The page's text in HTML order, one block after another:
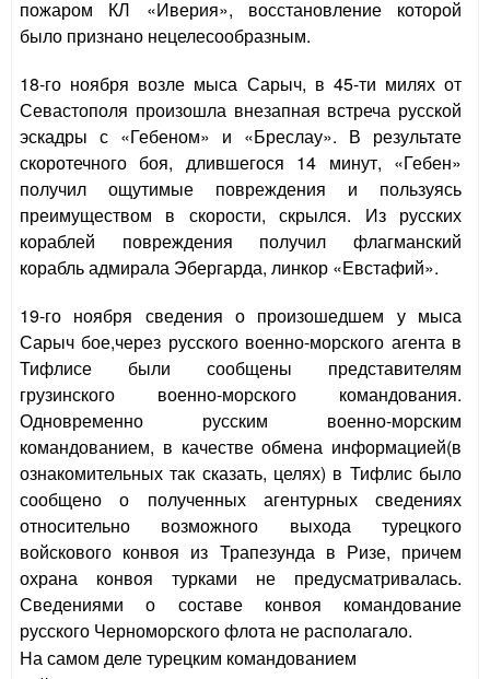
пожаром КЛ «Иверия», восстановление которой
было признано нецелесообразным.
18-го ноября возле мыса Сарыч, в 45-ти милях от
Севастополя произошла внезапная встреча русской
эскадры с «Гебеном» и «Бреслау». В результате
скоротечного боя, длившегося 14 минут, «Гебен»
получил ощутимые повреждения и пользуясь
преимуществом в скорости, скрылся. Из русских
кораблей повреждения получил флагманский
корабль адмирала Эбергарда, линкор «Евстафий».
19-го ноября сведения о произошедшем у мыса
Сарыч бое,через русского военно-морского агента в
Тифлисе были сообщены представителям
грузинского военно-морского командования.
Одновременно русским военно-морским
командованием, в качестве обмена информацией(в
ознакомительных так сказать, целях) в Тифлис было
сообщено о полученных агентурных сведениях
относительно возможного выхода турецкого
войскового конвоя из Трапезунда в Ризе, причем
охрана конвоя турками не предусматривалась.
Сведениями о составе конвоя командование
русского Черноморского флота не располагало.
На самом деле турецким командованием